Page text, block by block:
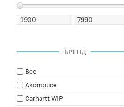
БРЕНД
Все
Akomplice
Carhartt WIP